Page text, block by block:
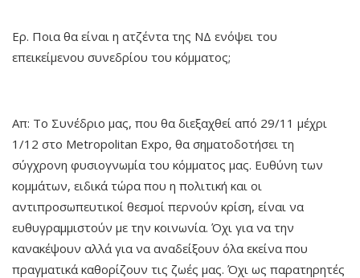
Ερ. Ποια θα είναι η ατζέντα της ΝΔ ενόψει του
επεικείμενου συνεδρίου του κόμματος;
Απ: Το Συνέδριο μας, που θα διεξαχθεί από 29/11 μέχρι
1/12 στο Metropolitan Expo, θα σηματοδοτήσει τη
σύγχρονη φυσιογνωμία του κόμματος μας. Ευθύνη των
κομμάτων, ειδικά τώρα που η πολιτική και οι
αντιπροσωπευτικοί θεσμοί περνούν κρίση, είναι να
ευθυγραμμιστούν με την κοινωνία. Όχι για να την
κανακέψουν αλλά για να αναδείξουν όλα εκείνα που
πραγματικά καθορίζουν τις ζωές μας. Όχι ως παρατηρητές